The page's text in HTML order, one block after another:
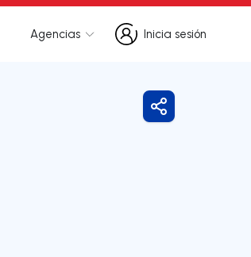
Agencias
Inicia sesión
Inicia sesión
Compartir